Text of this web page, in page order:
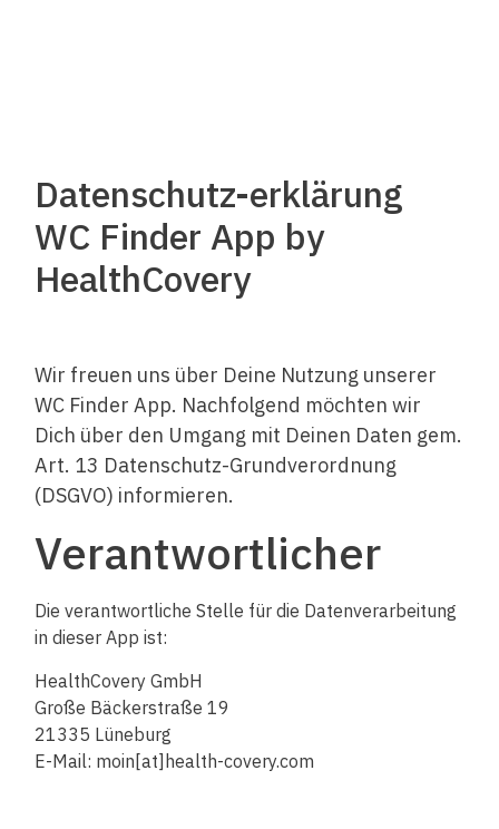
Datenschutz-erklärung
WC Finder App by
HealthCovery
Wir freuen uns über Deine Nutzung unserer
WC Finder App. Nachfolgend möchten wir
Dich über den Umgang mit Deinen Daten gem.
Art. 13 Datenschutz-Grundverordnung
(DSGVO) informieren.
Verantwortlicher
Die verantwortliche Stelle für die Datenverarbeitung
in dieser App ist:
HealthCovery GmbH
Große Bäckerstraße 19
21335 Lüneburg
E-Mail: moin[at]health-covery.com